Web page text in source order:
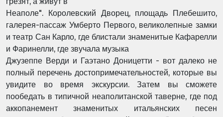
Неаполе". Королевский Дворец, площадь Плебешито,
галерея-пассаж Умберто Первого, великолепные замки
и театр Сан Карло, где блистали знаменитые Кафарелли
и Фаринелли, где звучала музыка
Джузеппе Верди и Гаэтано Доницетти - вот далеко не
полный перечень достопримечательностей, которые вы
увидите во время экскурсии. Затем вы сможете
пообедать в типичной неаполитанской таверне, где под
аккопанемент знаменитых итальянских песен